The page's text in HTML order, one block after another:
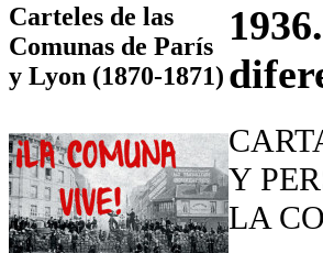
Carteles de las
Comunas de París
y Lyon (1870-1871)
Y
LA